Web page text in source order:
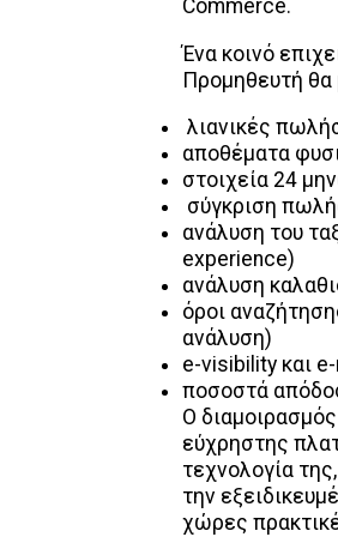
Commerce.
Ένα κοινό
Προμηθευτή θα
λιανικές
αποθέματα
στοιχεία 24
σύγκριση
ανάλυση του
experience)
ανάλυση
όροι
ανάλυση)
e-visibility και
ποσοστά
Ο
εύχρηστης
τεχνολογία
την
χώρες